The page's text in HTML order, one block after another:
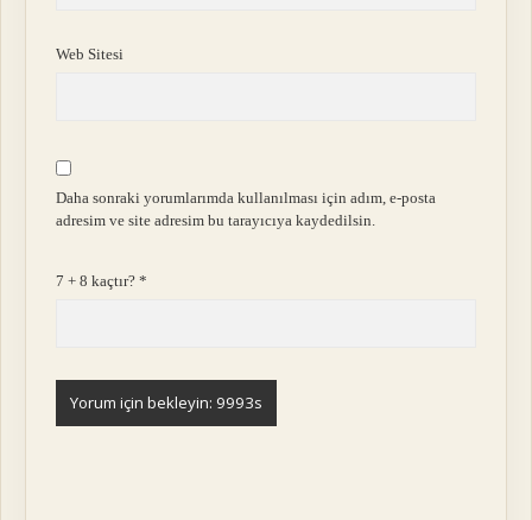
Web Sitesi
Daha sonraki yorumlarımda kullanılması için adım, e-posta
adresim ve site adresim bu tarayıcıya kaydedilsin.
7 + 8 kaçtır?*